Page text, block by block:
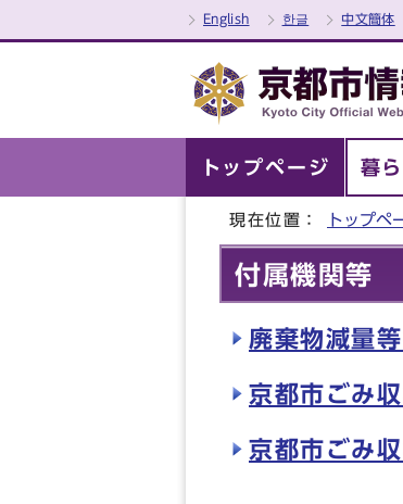
English 한글 中文簡体
トップページ 暮
現在位置： トップペ
付属機関等
廃棄物減量
京都市ごみ
京都市ごみ